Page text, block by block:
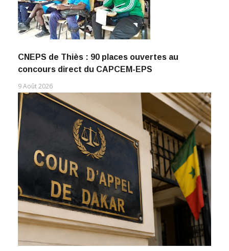
CNEPS de Thiès : 90 places ouvertes au
concours direct du CAPCEM-EPS
9 Août 2026